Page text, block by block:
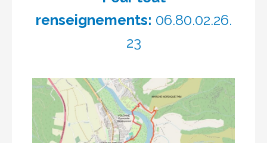
renseignements: 06.80.02.26.
23